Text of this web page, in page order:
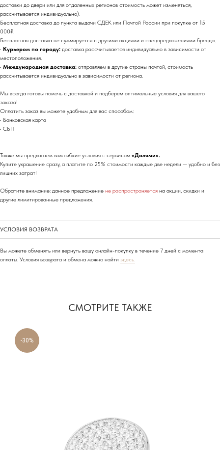
доставки до двери или для отдаленных регионов стоимость может изменяться,
рассчитывается индивидуально).
Бесплатная доставка до пункта выдачи СДЕК или Почтой России при покупке от 15
000₽.
Бесплатная доставка не суммируется с другими акциями и спецпредложениями бренда.
• Курьером по городу: доставка рассчитывается индивидуально в зависимости от
местоположения.
• Международная доставка: отправляем в другие страны почтой, стоимость
рассчитывается индивидуально в зависимости от региона.
Мы всегда готовы помочь с доставкой и подберем оптимальные условия для вашего
заказа!
Оплатить заказ вы можете удобным для вас способом:
• Банковская карта
• СБП
Также мы предлагаем вам гибкие условия с сервисом «Долями».
Купите украшение сразу, а платите по 25% стоимости каждые две недели — удобно и без
лишних затрат!
Обратите внимание: данное предложение не распространяется на акции, скидки и
другие лимитированные предложения.
УСЛОВИЯ ВОЗВРАТА
Вы можете обменять или вернуть вашу онлайн-покупку в течение 7 дней с момента
оплаты. Условия возврата и обмена можно найти здесь.
СМОТРИТЕ ТАКЖЕ
-30%
ул. Народная, д.8
САНКТ-ПЕТЕРБУРГ, БУТИК
ул. Морской переулок, д. 2